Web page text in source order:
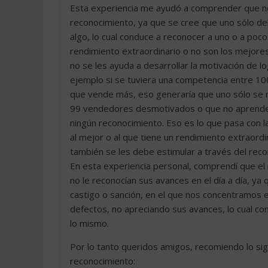
Esta experiencia me ayudó a comprender que
reconocimiento, ya que se cree que uno sólo
algo, lo cual conduce a reconocer a uno o a
rendimiento extraordinario o no son los
no se les ayuda a desarrollar la motivación de
ejemplo si se tuviera una competencia entre
que vende más, eso generaría que uno sólo
99 vendedores desmotivados o que no
ningún reconocimiento. Eso es lo que pasa con
al mejor o al que tiene un rendimiento
también se les debe estimular a través del
En esta experiencia personal, comprendí que
no le reconocían sus avances en el día a día,
castigo o sanción, en el que nos concentramos
defectos, no apreciando sus avances, lo cual
lo mismo.
Por lo tanto queridos amigos, recomiendo lo
reconocimiento: